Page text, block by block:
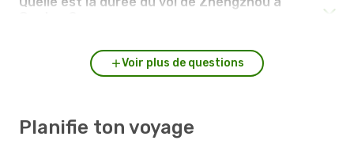
Voir plus de questions
Planifie ton voyage